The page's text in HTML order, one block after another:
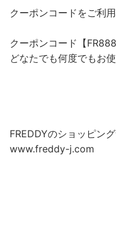
クーポンコードをご利
クーポンコード【FR888
どなたでも何度でもお
FREDDYのショッピン
www.freddy-j.com